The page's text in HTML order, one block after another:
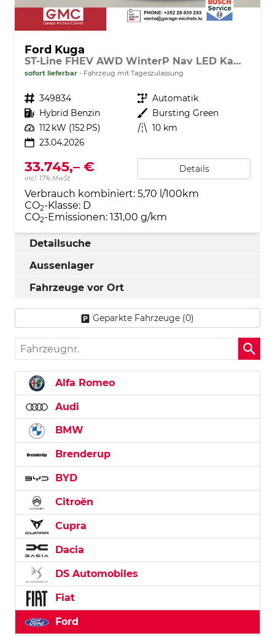
Ford Kuga
ST-Line FHEV AWD WinterP Nav LED Kam 5J-Gar
sofort lieferbar Fahrzeug mit Tageszulassung
Fahrzeugnr. 349834 Getriebe Automatik
Kraftstoff Hybrid Benzin Außenfarbe Bursting Green
Leistung 112 kW (152 PS) Kilometerstand 10 km
23.04.2026
33.745,– €
incl. 17% MwSt.
Details
Verbrauch kombiniert: 5,70 l/100km
CO2-Klasse: D
CO2-Emissionen: 131,00 g/km
Detailsuche
Aussenlager
Fahrzeuge vor Ort
Geparkte Fahrzeuge (0)
Fahrzeugnr.
Alfa Romeo
Audi
BMW
Brenderup
BYD
Citroën
Cupra
Dacia
DS Automobiles
Fiat
Ford